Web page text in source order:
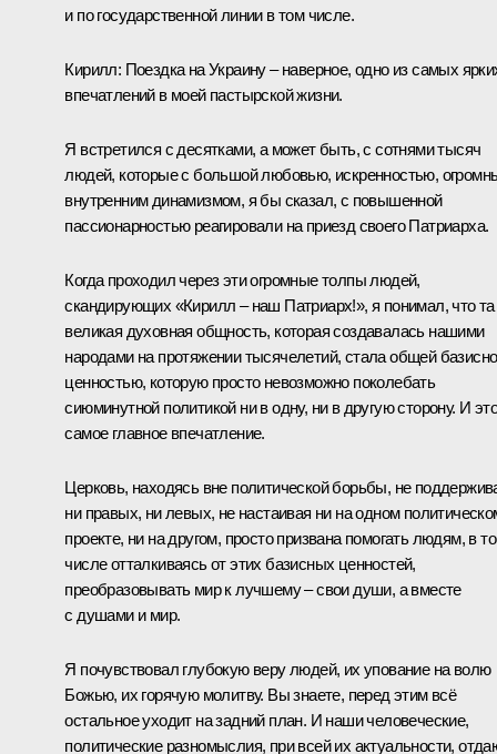
и по государственной линии в том числе.
Кирилл: Поездка на Украину – наверное, одно из самых
впечатлений в моей пастырской жизни.
Я встретился с десятками, а может быть, с сотнями тысяч
людей, которые с большой любовью, искренностью,
внутренним динамизмом, я бы сказал, с повышенной
пассионарностью реагировали на приезд своего Патриарха.
Когда проходил через эти огромные толпы людей,
скандирующих «Кирилл – наш Патриарх!», я понимал, что та
великая духовная общность, которая создавалась нашими
народами на протяжении тысячелетий, стала общей
ценностью, которую просто невозможно поколебать
сиюминутной политикой ни в одну, ни в другую сторону. И это
самое главное впечатление.
Церковь, находясь вне политической борьбы, не
ни правых, ни левых, не настаивая ни на одном
проекте, ни на другом, просто призвана помогать людям, в
числе отталкиваясь от этих базисных ценностей,
преобразовывать мир к лучшему – свои души, а вместе
с душами и мир.
Я почувствовал глубокую веру людей, их упование на волю
Божью, их горячую молитву. Вы знаете, перед этим всё
остальное уходит на задний план. И наши человеческие,
политические разномыслия, при всей их актуальности,